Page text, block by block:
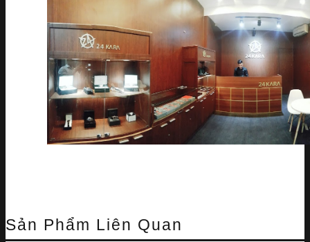
Sản Phẩm Liên Quan